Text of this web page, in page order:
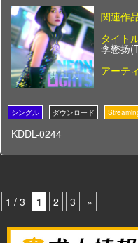
関連作
タイト
李懋扬
アーテ
KDDL-0244
1 / 3 1 2 3 »